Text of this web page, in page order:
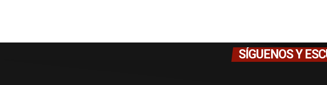
SÍGUENOS Y